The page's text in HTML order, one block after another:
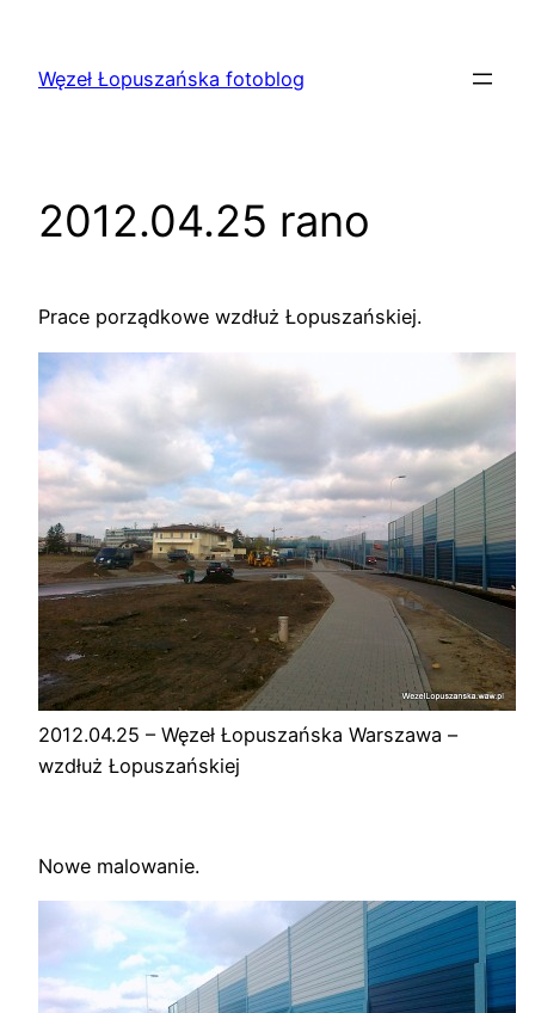
treściWęzeł Łopuszańska fotoblog
2012.04.25 rano
Prace porządkowe wzdłuż Łopuszańskiej.
2012.04.25 – Węzeł Łopuszańska Warszawa –
wzdłuż Łopuszańskiej
Nowe malowanie.